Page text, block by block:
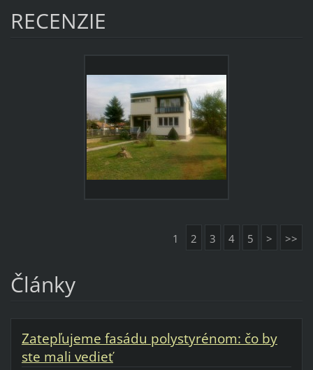
RECENZIE
1 2 3 4 5 > >>
Články
Zatepľujeme fasádu polystyrénom: čo by
ste mali vedieť